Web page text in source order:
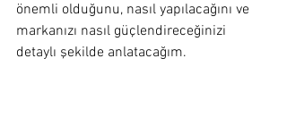
önemli olduğunu, nasıl yapılacağını ve
markanızı nasıl güçlendireceğinizi
detaylı şekilde anlatacağım.